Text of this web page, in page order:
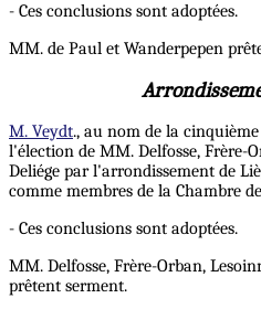
- Ces conclusions sont adoptées.
MM. de Paul et Wanderpepen
M. Veydt., au nom de la
l'élection de MM. Delfosse, Frère-
Deliége par l'arrondissement de
comme membres de la Chambre
- Ces conclusions sont adoptées.
MM. Delfosse, Frère-Orban,
prêtent serment.